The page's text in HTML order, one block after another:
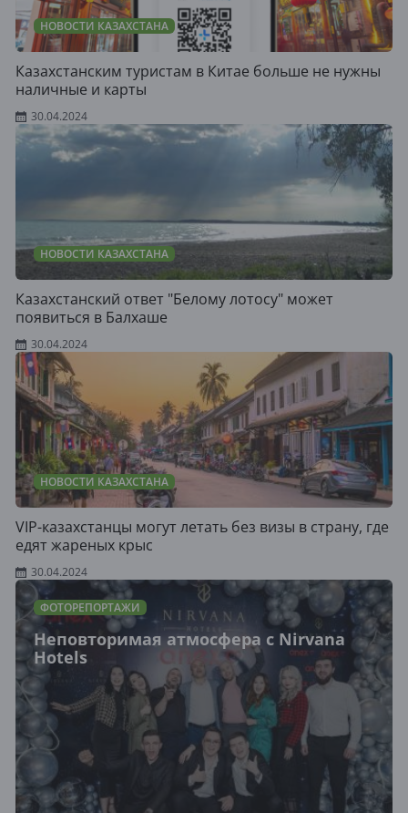
НОВОСТИ КАЗАХСТАНА
Казахстанским туристам в Китае больше не нужны
наличные и карты
30.04.2024
НОВОСТИ КАЗАХСТАНА
Казахстанский ответ "Белому лотосу" может
появиться в Балхаше
30.04.2024
НОВОСТИ КАЗАХСТАНА
VIP-казахстанцы могут летать без визы в страну, где
едят жареных крыс
30.04.2024
ФОТОРЕПОРТАЖИ
Неповторимая атмосфера с Nirvana
Hotels